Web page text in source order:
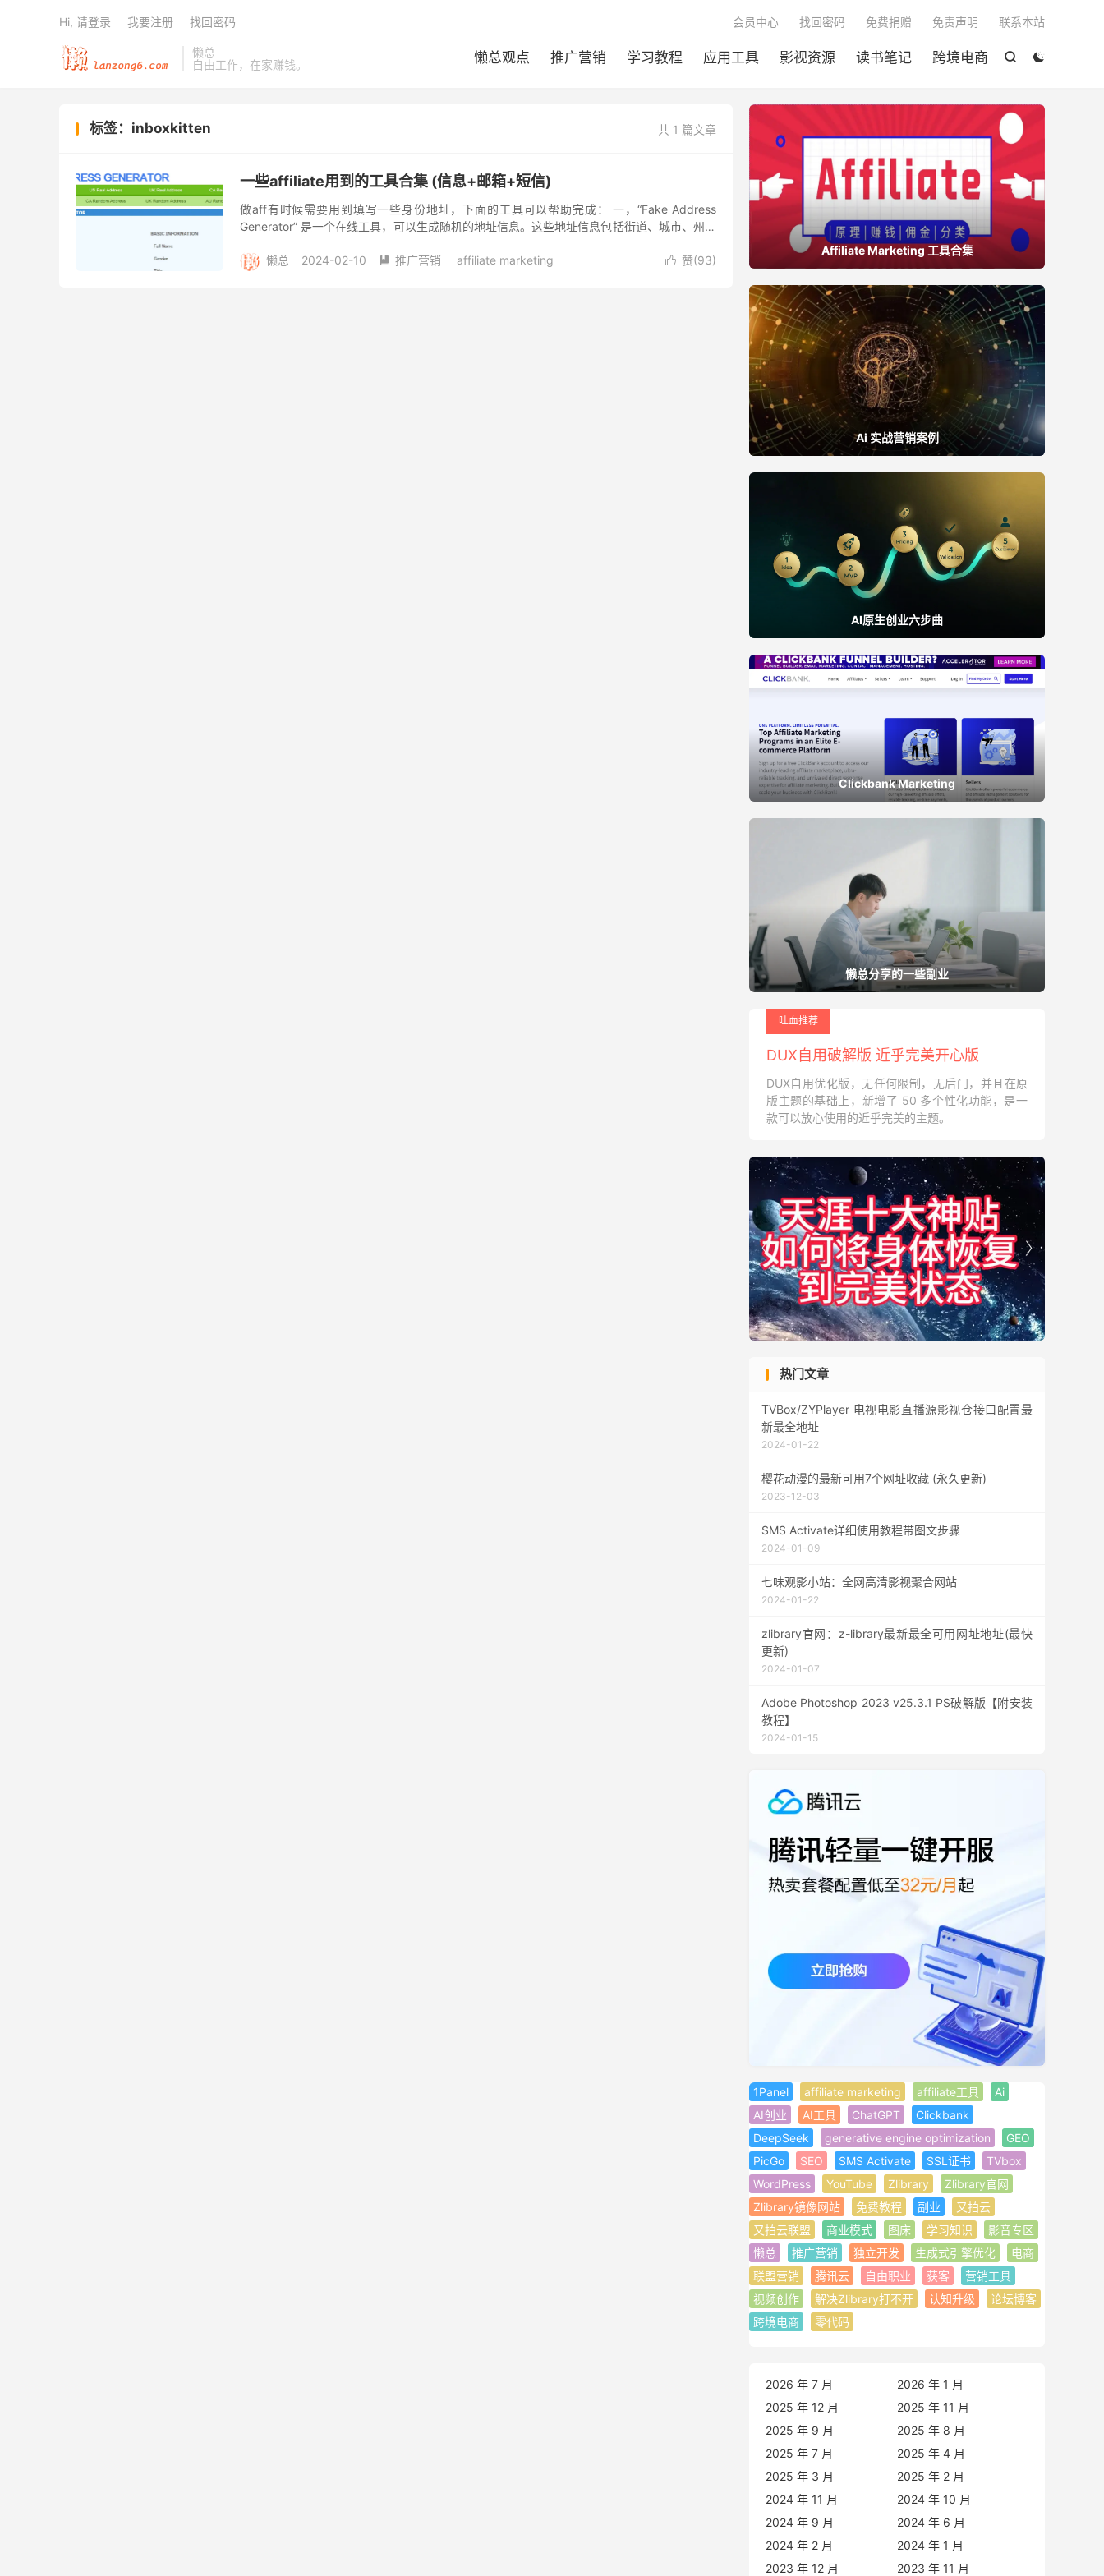
懒总
自由工作，在家赚钱。


懒总观点 推广营销 学习教程 应用工具 影视资源 读书笔记 跨境电商
会员中心 找回密码 免费捐赠 免责声明 联系本站
Hi, 请登录 我要注册 找回密码
共 1 篇文章
标签：inboxkitten
一些affiliate用到的工具合集 (信息+邮箱+短信)
做aff有时候需要用到填写一些身份地址，下面的工具可以帮助完成： 一，“Fake Address
Generator” 是一个在线工具，可以生成随机的地址信息。这些地址信息包括街道、城市、州和
 赞(93)
懒总 2024-02-10  推广营销
affiliate marketing
Affiliate Marketing 工具合集
Ai 实战营销案例
AI原生创业六步曲
Clickbank Marketing
懒总分享的一些副业
吐血推荐
DUX自用破解版 近乎完美开心版
DUX自用优化版，无任何限制，无后门，并且在原
版主题的基础上，新增了 50 多个性化功能，是一
款可以放心使用的近乎完美的主题。


热门文章
TVBox/ZYPlayer 电视电影直播源影视仓接口配置最
新最全地址
2024-01-22
樱花动漫的最新可用7个网址收藏 (永久更新)
2023-12-03
SMS Activate详细使用教程带图文步骤
2024-01-09
七味观影小站：全网高清影视聚合网站
2024-01-22
zlibrary官网：z-library最新最全可用网址地址(最快
更新)
2024-01-07
Adobe Photoshop 2023 v25.3.1 PS破解版【附安装
教程】
2024-01-15
1Panel affiliate marketing affiliate工具
Ai
AI创业
AI工具 ChatGPT
Clickbank
DeepSeek
generative engine optimization
GEO
PicGo
SEO SMS Activate SSL证书
TVbox
WordPress
YouTube Zlibrary
Zlibrary官网
Zlibrary镜像网站
免费教程 副业
又拍云
又拍云联盟
商业模式 图床 学习知识
影音专区
懒总
推广营销 独立开发 生成式引擎优化
电商
联盟营销
腾讯云 自由职业 获客
营销工具
视频创作
解决Zlibrary打不开 认知升级
论坛博客
跨境电商
零代码
2026 年 7 月
2026 年 1 月
2025 年 12 月
2025 年 11 月
2025 年 9 月
2025 年 8 月
2025 年 7 月
2025 年 4 月
2025 年 3 月
2025 年 2 月
2024 年 11 月
2024 年 10 月
2024 年 9 月
2024 年 6 月
2024 年 2 月
2024 年 1 月
2023 年 12 月
2023 年 11 月